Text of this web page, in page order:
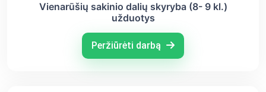
Vienarūšių sakinio dalių skyryba (8- 9 kl.)
užduotys
Peržiūrėti darbą